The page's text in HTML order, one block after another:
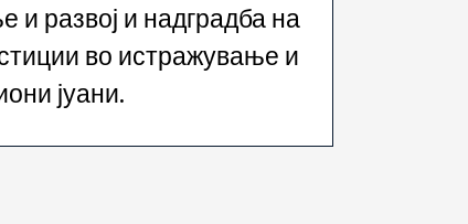
развој и надградба на
во истражување и
јуани.